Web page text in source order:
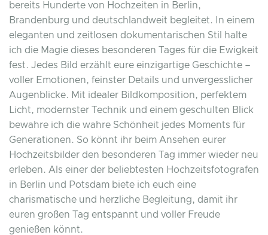
bereits Hunderte von Hochzeiten in Berlin,
Brandenburg und deutschlandweit begleitet. In einem
eleganten und zeitlosen dokumentarischen Stil halte
ich die Magie dieses besonderen Tages für die Ewigkeit
fest. Jedes Bild erzählt eure einzigartige Geschichte –
voller Emotionen, feinster Details und unvergesslicher
Augenblicke. Mit idealer Bildkomposition, perfektem
Licht, modernster Technik und einem geschulten Blick
bewahre ich die wahre Schönheit jedes Moments für
Generationen. So könnt ihr beim Ansehen eurer
Hochzeitsbilder den besonderen Tag immer wieder neu
erleben. Als einer der beliebtesten Hochzeitsfotografen
in Berlin und Potsdam biete ich euch eine
charismatische und herzliche Begleitung, damit ihr
euren großen Tag entspannt und voller Freude
genießen könnt.